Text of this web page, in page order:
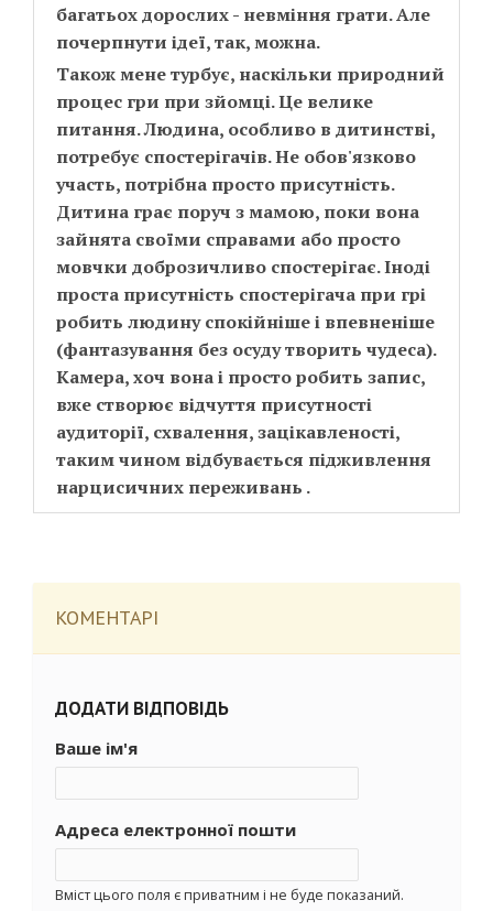
багатьох дорослих - невміння грати. Але
почерпнути ідеї, так, можна.
Також мене турбує, наскільки природний
процес гри при зйомці. Це велике
питання. Людина, особливо в дитинстві,
потребує спостерігачів. Не обов'язково
участь, потрібна просто присутність.
Дитина грає поруч з мамою, поки вона
зайнята своїми справами або просто
мовчки доброзичливо спостерігає. Іноді
проста присутність спостерігача при грі
робить людину спокійніше і впевненіше
(фантазування без осуду творить чудеса).
Камера, хоч вона і просто робить запис,
вже створює відчуття присутності
аудиторії, схвалення, зацікавленості,
таким чином відбувається підживлення
нарцисичних переживань .
КОМЕНТАРІ
ДОДАТИ ВІДПОВІДЬ
Ваше ім'я
Адреса електронної пошти
Вміст цього поля є приватним і не буде показаний.